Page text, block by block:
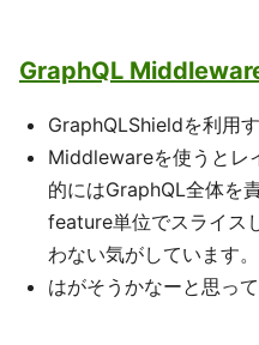
GraphQL
GraphQLShieldを利用
Middlewareを使うとレ
的にはGraphQL全体を
feature単位でスライス
わない気がしています。
はがそうかなーと思って